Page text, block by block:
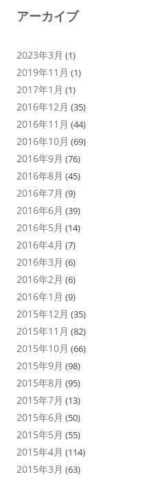
アーカイブ
2023年3月 (1)
2019年11月 (1)
2017年1月 (1)
2016年12月 (35)
2016年11月 (44)
2016年10月 (69)
2016年9月 (76)
2016年8月 (45)
2016年7月 (9)
2016年6月 (39)
2016年5月 (14)
2016年4月 (7)
2016年3月 (6)
2016年2月 (6)
2016年1月 (9)
2015年12月 (35)
2015年11月 (82)
2015年10月 (66)
2015年9月 (98)
2015年8月 (95)
2015年7月 (13)
2015年6月 (50)
2015年5月 (55)
2015年4月 (114)
2015年3月 (63)